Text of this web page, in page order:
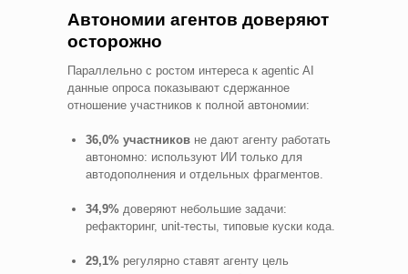
Автономии агентов доверяют
осторожно
Параллельно с ростом интереса к agentic AI
данные опроса показывают сдержанное
отношение участников к полной автономии:
36,0% участников не дают агенту работать
автономно: используют ИИ только для
автодополнения и отдельных фрагментов.
34,9% доверяют небольшие задачи:
рефакторинг, unit-тесты, типовые куски кода.
29,1% регулярно ставят агенту цель